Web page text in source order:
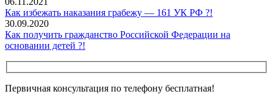
Как избежать наказания грабежу — 161 УК РФ ?!
30.09.2020
Как получить гражданство Российской Федерации на
основании детей ?!
Первичная консультация по телефону бесплатная!